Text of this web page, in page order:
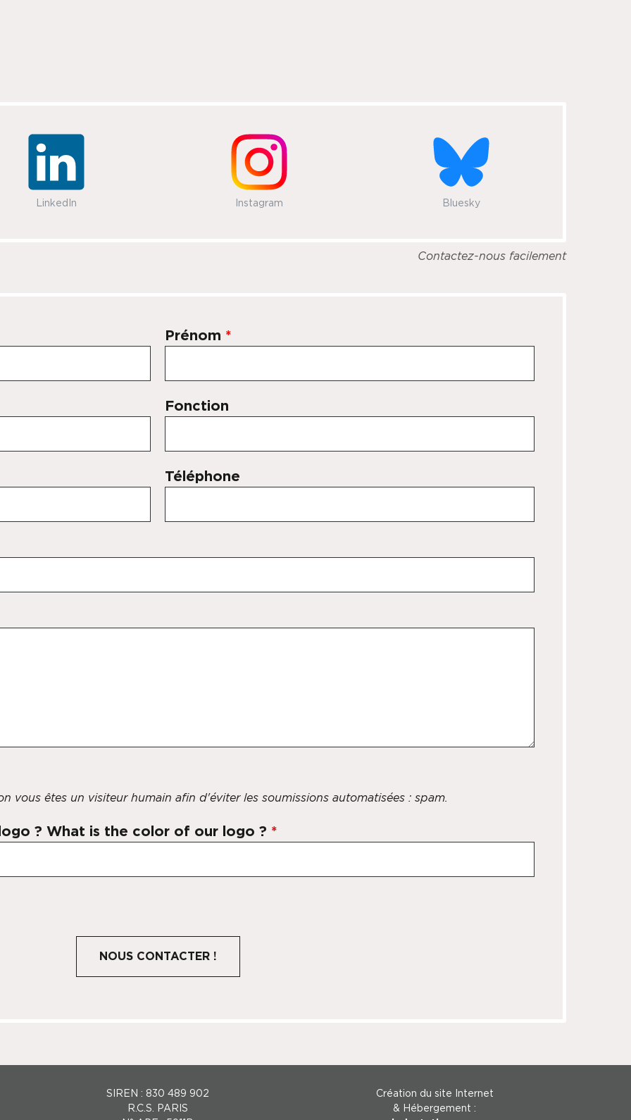
LinkedIn Instagram Bluesky
Contactez-nous facilement
Prénom *
Fonction
Téléphone
vous êtes un visiteur humain afin d'éviter les soumissions automatisées : spam.
? What is the color of our logo ? *
SIREN : 830 489 902
R.C.S. PARIS
Création du site Internet
& Hébergement :